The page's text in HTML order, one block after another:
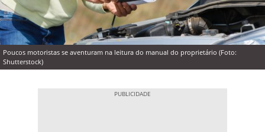
Poucos motoristas se aventuram na leitura do manual do proprietário (Foto:
Shutterstock)